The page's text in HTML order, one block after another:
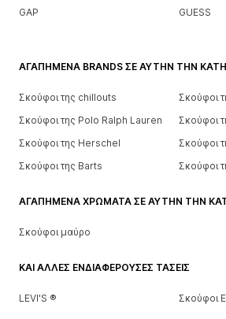
GAP
GUESS
ΑΓΑΠΗΜΈΝΑ BRANDS ΣΕ ΑΥΤΉΝ ΤΗΝ
Σκούφοι της chillouts
Σκούφοι
Σκούφοι της Polo Ralph Lauren
Σκούφοι
Σκούφοι της Herschel
Σκούφοι
Σκούφοι της Barts
Σκούφοι
ΑΓΑΠΗΜΈΝΑ ΧΡΏΜΑΤΑ ΣΕ ΑΥΤΉΝ ΤΗΝ
Σκούφοι μαύρο
ΚΑΙ ΆΛΛΕΣ ΕΝΔΙΑΦΈΡΟΥΣΕΣ ΤΆΣΕΙΣ
LEVI'S ® Σκούφοι